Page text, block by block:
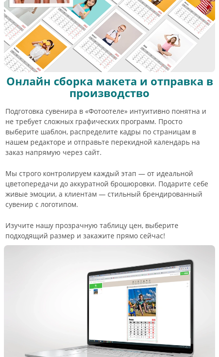
Онлайн сборка макета и отправка в
производство
Подготовка сувенира в «Фотоотеле» интуитивно понятна и
не требует сложных графических программ. Просто
выберите шаблон, распределите кадры по страницам в
нашем редакторе и отправьте перекидной календарь на
заказ напрямую через сайт.
Мы строго контролируем каждый этап — от идеальной
цветопередачи до аккуратной брошюровки. Подарите себе
живые эмоции, а клиентам — стильный брендированный
сувенир с логотипом.
Изучите нашу прозрачную таблицу цен, выберите
подходящий размер и закажите прямо сейчас!